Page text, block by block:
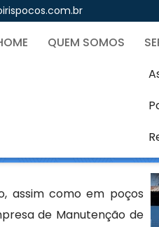
QUEM SOMOS
em
assim como em poços
de Manutenção de